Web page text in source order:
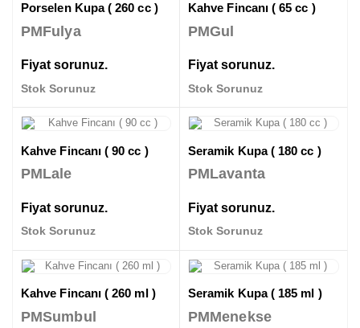
Porselen Kupa ( 260 cc )
PMFulya
Fiyat sorunuz.
Stok Sorunuz
Kahve Fincanı ( 65 cc )
PMGul
Fiyat sorunuz.
Stok Sorunuz
Kahve Fincanı ( 90 cc )
PMLale
Fiyat sorunuz.
Stok Sorunuz
Seramik Kupa ( 180 cc )
PMLavanta
Fiyat sorunuz.
Stok Sorunuz
Kahve Fincanı ( 260 ml )
PMSumbul
Seramik Kupa ( 185 ml )
PMMenekse